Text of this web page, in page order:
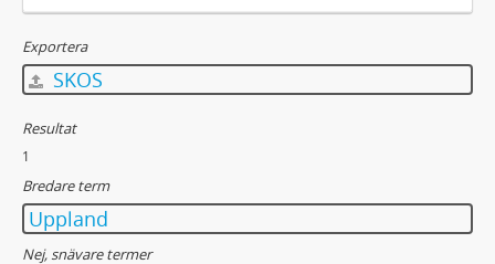
Exportera
SKOS
Resultat
1
Bredare term
Uppland
Nej, snävare termer